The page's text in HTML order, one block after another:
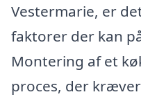
Vestermarie, er
faktorer der kan
Montering af et
proces, der